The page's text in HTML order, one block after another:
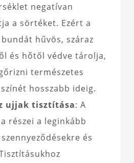
negatívan
a sörtéket. Ezért a
hűvös, száraz
és hőtől védve tárolja,
természetes
hosszabb ideig.
ujjak tisztítása: A
részei a leginkább
és